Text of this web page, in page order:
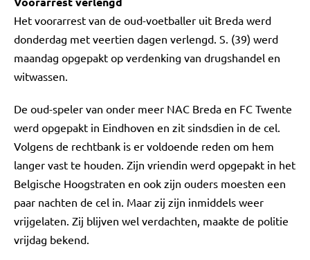
Het voorarrest van de oud-voetballer uit Breda werd
donderdag met veertien dagen verlengd. S. (39) werd
maandag opgepakt op verdenking van drugshandel en
witwassen.
De oud-speler van onder meer NAC Breda en FC Twente
werd opgepakt in Eindhoven en zit sindsdien in de cel.
Volgens de rechtbank is er voldoende reden om hem
langer vast te houden. Zijn vriendin werd opgepakt in het
Belgische Hoogstraten en ook zijn ouders moesten een
paar nachten de cel in. Maar zij zijn inmiddels weer
vrijgelaten. Zij blijven wel verdachten, maakte de politie
vrijdag bekend.